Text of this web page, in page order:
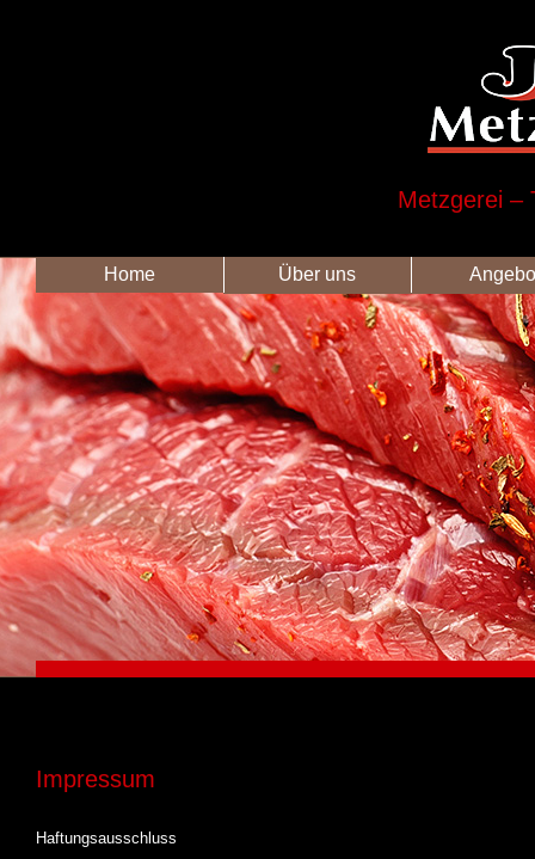
Metzgerei –
Home Über uns
Impressum
Haftungsausschluss